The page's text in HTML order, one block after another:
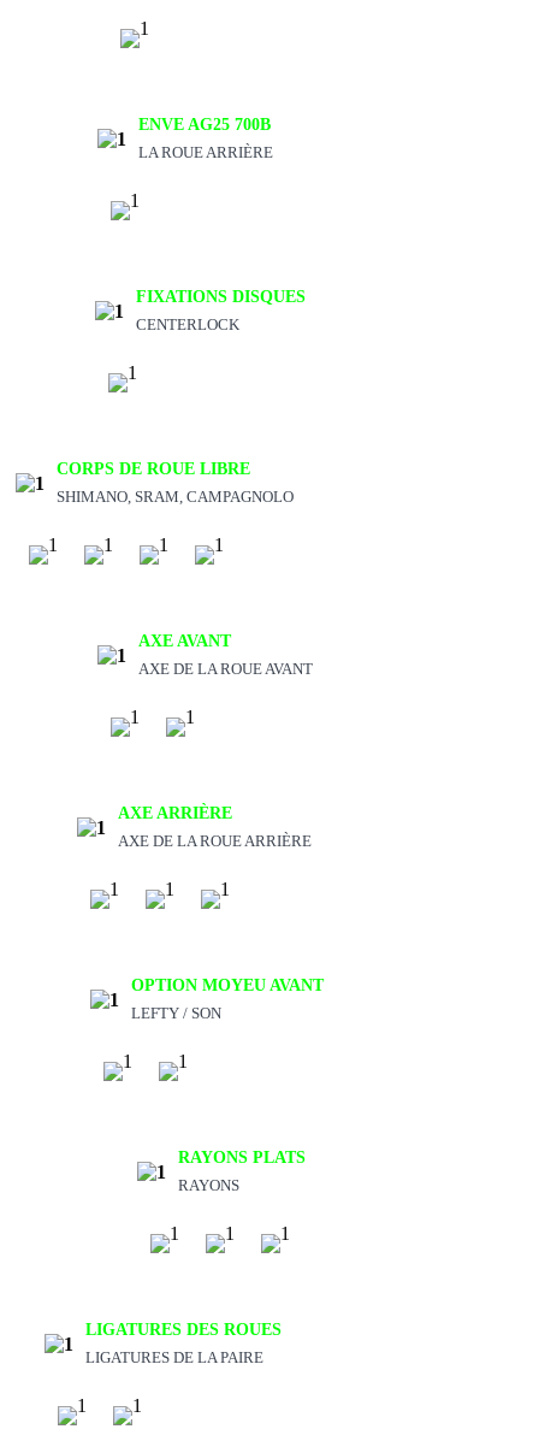
ENVE AG25 700B
LA ROUE ARRIÈRE
FIXATIONS DISQUES
CENTERLOCK
CORPS DE ROUE LIBRE
SHIMANO, SRAM, CAMPAGNOLO
AXE AVANT
AXE DE LA ROUE AVANT
AXE ARRIÈRE
AXE DE LA ROUE ARRIÈRE
OPTION MOYEU AVANT
LEFTY / SON
RAYONS PLATS
RAYONS
LIGATURES DES ROUES
LIGATURES DE LA PAIRE